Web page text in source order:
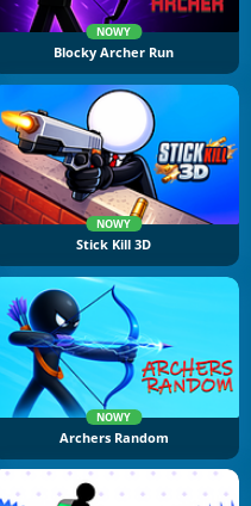
NOWY
Blocky Archer Run
NOWY
Stick Kill 3D
NOWY
Archers Random